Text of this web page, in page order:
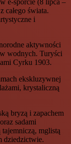
całego świata.
i
aktywności
wodnych. Turyści
Cyrku 1903.
ekskluzywnej
krystaliczną
bryzą i zapachem
sadami
mglistą
dziedzictwie.